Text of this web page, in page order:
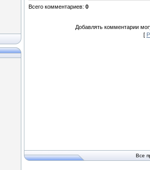
Всего комментариев: 0
Добавлять комментарии
[
Все